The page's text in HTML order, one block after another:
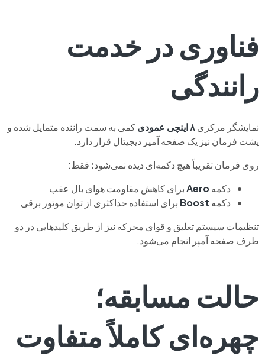
فناوری در خدمت
رانندگی
نمایشگر مرکزی۸ اینچی عمودی
کمی به سمت راننده متمایل شده و
پشت فرمان نیز یک صفحه آمپر دیجیتال قرار دارد.
روی فرمان تقریباً هیچ دکمه‌ای دیده نمی‌شود؛ فقط:
دکمهAeroبرای کاهش مقاومت هوای بال عقب
دکمه Boost برای استفاده حداکثری از توان موتور برقی
تنظیمات سیستم تعلیق و قوای محرکه نیز از طریق کلیدهایی در دو
طرف صفحه آمپر انجام می‌شود.
حالت مسابقه؛
چهره‌ای کاملاً متفاوت